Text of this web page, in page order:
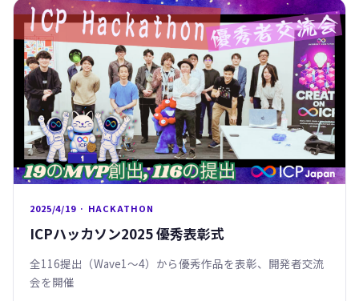
2025/4/19 · HACKATHON
ICPハッカソン2025 優秀表彰式
全116提出（Wave1〜4）から優秀作品を表彰、開発者交流
会を開催